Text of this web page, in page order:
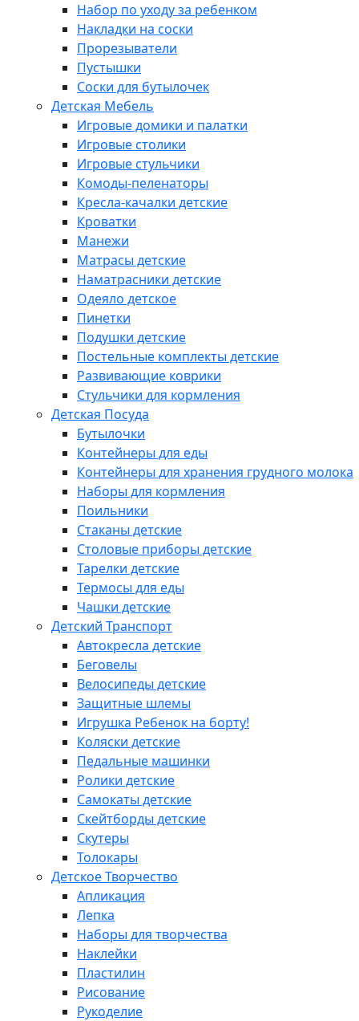
Набор по уходу за ребенком
Накладки на соски
Прорезыватели
Пустышки
Соски для бутылочек
Детская Мебель
Игровые домики и палатки
Игровые столики
Игровые стульчики
Комоды-пеленаторы
Кресла-качалки детские
Кроватки
Манежи
Матрасы детские
Наматрасники детские
Одеяло детское
Пинетки
Подушки детские
Постельные комплекты детские
Развивающие коврики
Стульчики для кормления
Детская Посуда
Бутылочки
Контейнеры для еды
Контейнеры для хранения грудного молока
Наборы для кормления
Поильники
Стаканы детские
Столовые приборы детские
Тарелки детские
Термосы для еды
Чашки детские
Детский Транспорт
Автокресла детские
Беговелы
Велосипеды детские
Защитные шлемы
Игрушка Ребенок на борту!
Коляски детские
Педальные машинки
Ролики детские
Самокаты детские
Скейтборды детские
Скутеры
Толокары
Детское Творчество
Апликация
Лепка
Наборы для творчества
Наклейки
Пластилин
Рисование
Рукоделие